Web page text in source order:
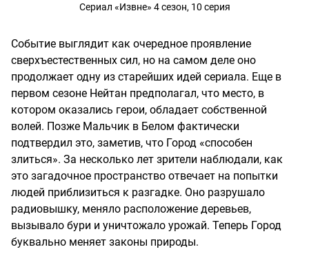
Сериал «Извне» 4 сезон, 10 серия
Событие выглядит как очередное проявление
сверхъестественных сил, но на самом деле оно
продолжает одну из старейших идей сериала. Еще в
первом сезоне Нейтан предполагал, что место, в
котором оказались герои, обладает собственной
волей. Позже Мальчик в Белом фактически
подтвердил это, заметив, что Город «способен
злиться». За несколько лет зрители наблюдали, как
это загадочное пространство отвечает на попытки
людей приблизиться к разгадке. Оно разрушало
радиовышку, меняло расположение деревьев,
вызывало бури и уничтожало урожай. Теперь Город
буквально меняет законы природы.